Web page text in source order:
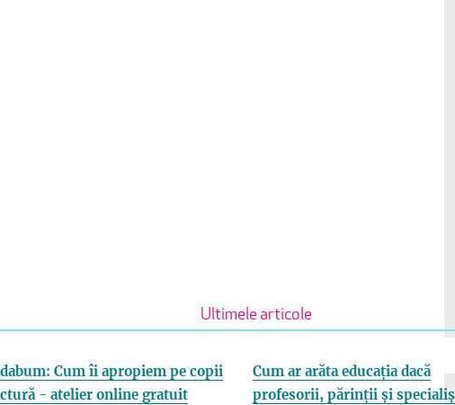
Ultimele articole
Cum îi apropiem pe copii
- atelier online gratuit
Cum ar arăta educația dacă
profesorii, părinții și